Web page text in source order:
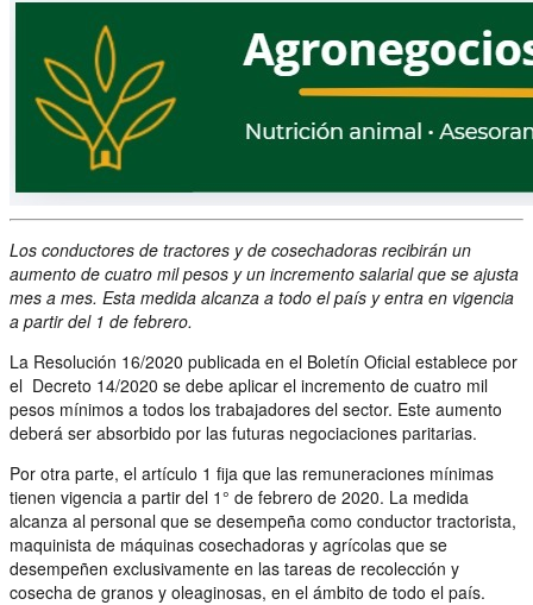
Los conductores de tractores y de cosechadoras recibirán un
aumento de cuatro mil pesos y un incremento salarial que se ajusta
mes a mes. Esta medida alcanza a todo el país y entra en vigencia
a partir del 1 de febrero.
La Resolución 16/2020 publicada en el Boletín Oficial establece por
el Decreto 14/2020 se debe aplicar el incremento de cuatro mil
pesos mínimos a todos los trabajadores del sector. Este aumento
deberá ser absorbido por las futuras negociaciones paritarias.
Por otra parte, el artículo 1 fija que las remuneraciones mínimas
tienen vigencia a partir del 1° de febrero de 2020. La medida
alcanza al personal que se desempeña como conductor tractorista,
maquinista de máquinas cosechadoras y agrícolas que se
desempeñen exclusivamente en las tareas de recolección y
cosecha de granos y oleaginosas, en el ámbito de todo el país.